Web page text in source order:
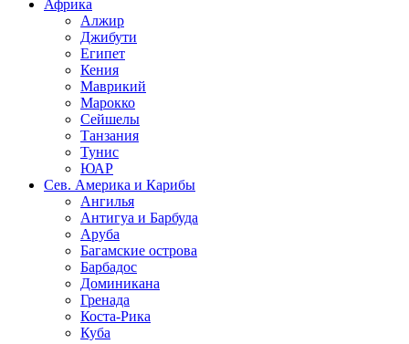
Африка
Алжир
Джибути
Египет
Кения
Маврикий
Марокко
Сейшелы
Танзания
Тунис
ЮАР
Сев. Америка и Карибы
Ангилья
Антигуа и Барбуда
Аруба
Багамские острова
Барбадос
Доминикана
Гренада
Коста-Рика
Куба